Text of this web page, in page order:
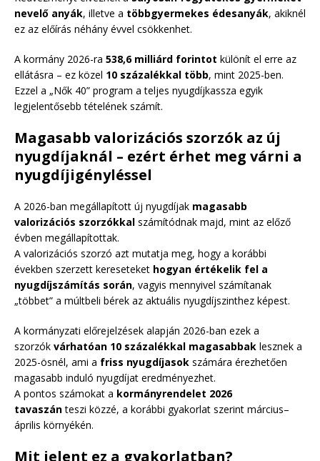
nevelő anyák, illetve a többgyermekes édesanyák, akiknél
ez az előírás néhány évvel csökkenhet.
A kormány 2026-ra 538,6 milliárd forintot különít el erre az
ellátásra – ez közel 10 százalékkal több, mint 2025-ben.
Ezzel a „Nők 40” program a teljes nyugdíjkassza egyik
legjelentősebb tételének számít.
Magasabb valorizációs szorzók az új
nyugdíjaknál – ezért érhet meg várni a
nyugdíjigényléssel
A 2026-ban megállapított új nyugdíjak magasabb
valorizációs szorzókkal számítódnak majd, mint az előző
évben megállapítottak.
A valorizációs szorzó azt mutatja meg, hogy a korábbi
években szerzett kereseteket hogyan értékelik fel a
nyugdíjszámítás során, vagyis mennyivel számítanak
„többet” a múltbeli bérek az aktuális nyugdíjszinthez képest.
A kormányzati előrejelzések alapján 2026-ban ezek a
szorzók várhatóan 10 százalékkal magasabbak lesznek a
2025-ösnél, ami a friss nyugdíjasok számára érezhetően
magasabb induló nyugdíjat eredményezhet.
A pontos számokat a kormányrendelet 2026
tavaszánteszi közzé, a korábbi gyakorlat szerint március–
április környékén.
Mit jelent ez a gyakorlatban?